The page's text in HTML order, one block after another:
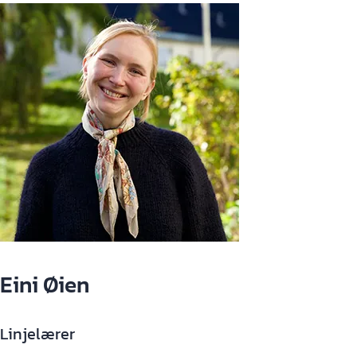
Eini Øien
Linjelærer